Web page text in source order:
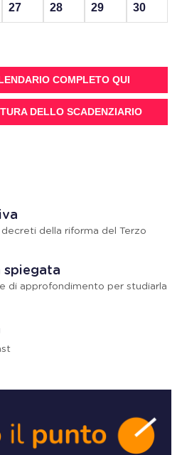
27 28 29 30
COMPLETO QUI
DELLO SCADENZIARIO
della riforma del Terzo
spiegata
di approfondimento per studiarla